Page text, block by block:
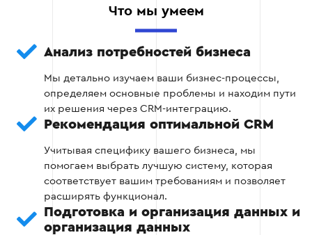
настройка основных функций CRM, таких как
синхронизация данных о клиентах, заказах и
других важных данных с OpenCart. Это
позволит обеспечить корректную работу
системы на базовом уровне.
Подключение CRM к платформе OpenCart.
данных и заказов.
Тестирование основных функций на
тестовых данных.
Что мы умеем
Анализ потребностей бизнеса
Мы детально изучаем ваши бизнес-процессы,
определяем основные проблемы и находим пути
их решения через CRM-интеграцию.
Рекомендация оптимальной CRM
Учитывая специфику вашего бизнеса, мы
помогаем выбрать лучшую систему, которая
соответствует вашим требованиям и позволяет
расширять функционал.
Подготовка и организация данных и
организация данных